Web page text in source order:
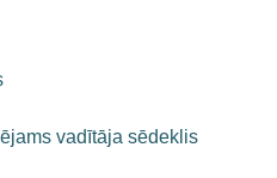
vadītāja sēdeklis